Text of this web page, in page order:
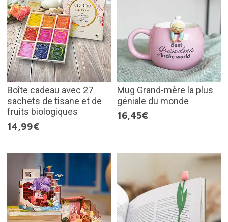
Boîte cadeau avec 27
sachets de tisane et de
fruits biologiques
14,99€
Mug Grand-mère la plus
géniale du monde
16,45€